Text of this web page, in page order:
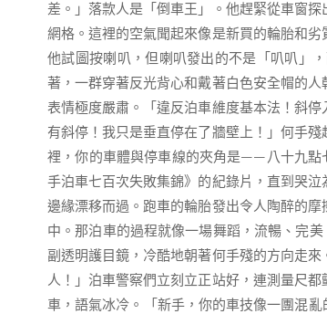
差。」落款人是「倒車王」。他趕緊從車窗
網格。這裡的空氣聞起來像是新買的輪胎和
他試圖按喇叭，但喇叭發出的不是「叭叭」
著，一群穿著反光背心和戴著白色安全帽的
表情極度嚴肅。「違反泊車維度基本法！斜
有斜停！我只是垂直停在了牆壁上！」何手
裡，你的車體與停車線的夾角是——八十九點
手泊車七百次失敗集錦》的紀錄片，直到哭泣
邊緣漂移而過。跑車的輪胎發出令人陶醉的
中。那泊車的過程就像一場舞蹈，流暢、完
副透明護目鏡，冷酷地朝著何手殘的方向走
人！」泊車警察們立刻立正站好，連測量尺
車，語氣冰冷。「新手，你的車技像一團混